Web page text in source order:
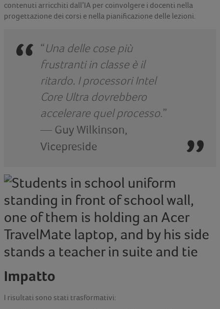
contenuti arricchiti dall’IA per coinvolgere i docenti nella
progettazione dei corsi e nella pianificazione delle lezioni.
“Una delle cose più
frustranti in classe è il
ritardo. I processori Intel
Core Ultra dovrebbero
accelerare quel processo.”
— Guy Wilkinson,
Vicepreside
Impatto
I risultati sono stati trasformativi: